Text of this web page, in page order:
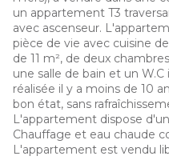
un appartement T3
avec ascenseur.
pièce de vie avec cuisine
de 11 m², de deux
une salle de bain et un
réalisée il y a moins de 10
bon état, sans
L'appartement dispose
Chauffage et eau chaude
L'appartement est vendu